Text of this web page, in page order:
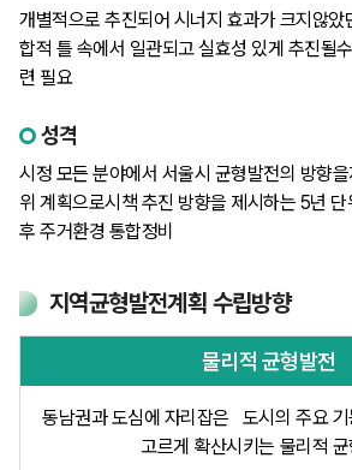
개별적으로 추진되어 시너지 효과가 크지않았
합적 틀 속에서 일관되고 실효성 있게 추진될
련 필요
성격
시정 모든 분야에서 서울시 균형발전의 방향
위 계획으로시책 추진 방향을 제시하는 5년
후 주거환경 통합정비
지역균형발전계획 수립방향
물리적 균형발전
동남권과 도심에 자리잡은
도시의 주요
고르게 확산시키는 물리적